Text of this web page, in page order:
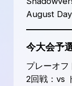
August
今大会予
プレーオ
2回戦：vs